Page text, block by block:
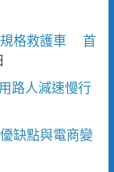
規格救護車 首
路人減速慢行
缺點與電商變